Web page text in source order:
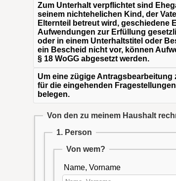
Zum Unterhalt verpflichtet sind
seinem nichtehelichen Kind, der
Elternteil betreut wird, geschiedene
Aufwendungen zur Erfüllung
oder in einem Unterhaltstitel oder
ein Bescheid nicht vor, können
§ 18 WoGG abgesetzt werden.
Um eine zügige
für die eingehenden
belegen.
Von den zu meinem Haushalt
1. Person
Von wem?
Name, Vorname